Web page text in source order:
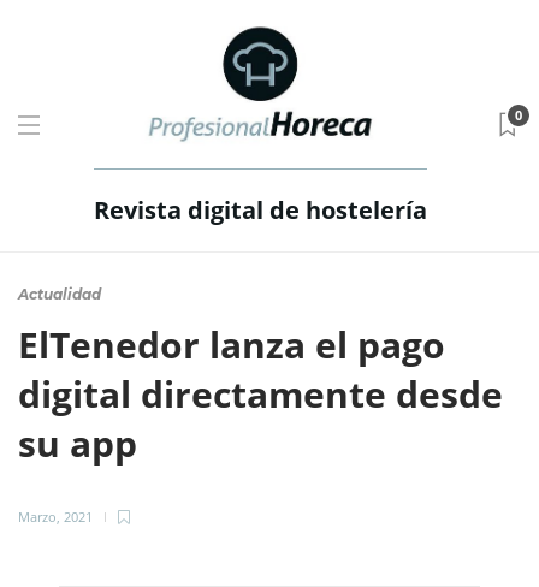
Revista digital de hostelería
0
Actualidad
ElTenedor lanza el pago
digital directamente desde
su app
Marzo, 2021